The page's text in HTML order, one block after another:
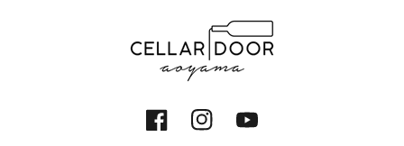
FacebookInstagramYouTube